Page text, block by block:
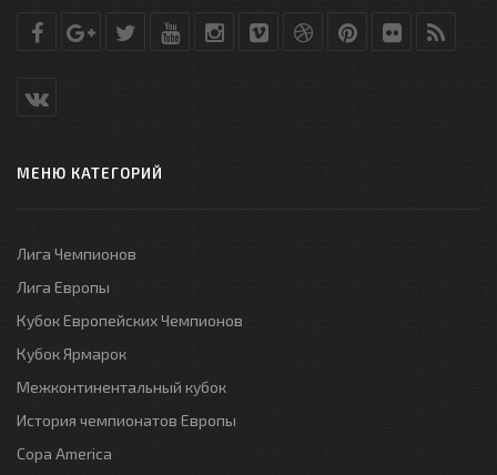
МЕНЮ КАТЕГОРИЙ
Лига Чемпионов
Лига Европы
Кубок Европейских Чемпионов
Кубок Ярмарок
Межконтинентальный кубок
История чемпионатов Европы
Copa America